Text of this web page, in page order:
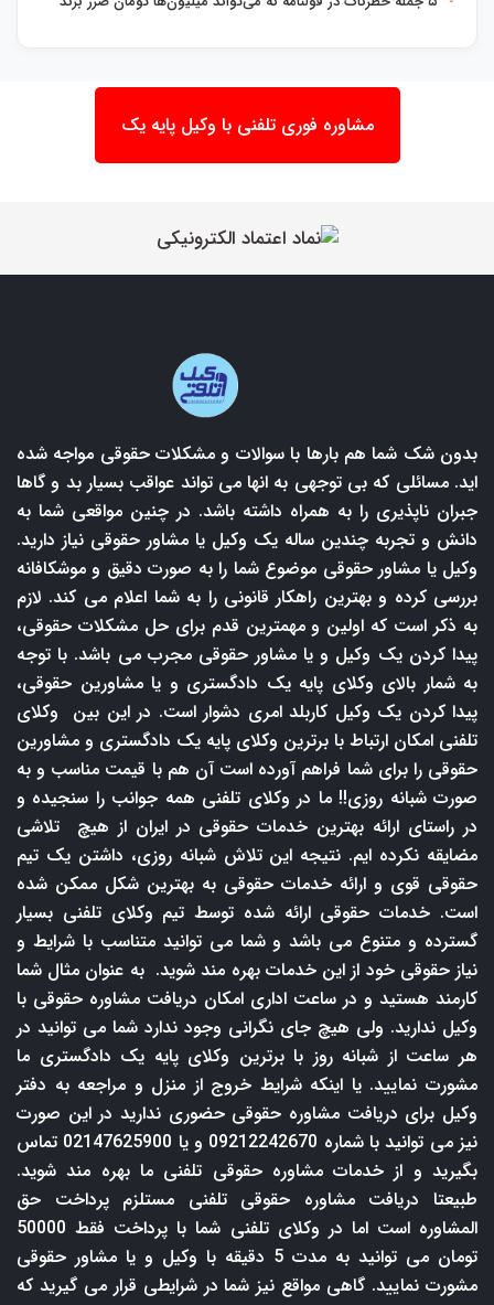
مشاوره فوری تلفنی با وکیل پایه یک
بدون شک شما هم بارها با سوالات و مشکلات حقوقی مواجه شده
اید. مسائلی که بی توجهی به انها می تواند عواقب بسیار بد و گاها
جبران ناپذیری را به همراه داشته باشد. در چنین مواقعی شما به
دانش و تجربه چندین ساله یک وکیل یا مشاور حقوقی نیاز دارید.
وکیل یا مشاور حقوقی موضوع شما را به صورت دقیق و موشکافانه
بررسی کرده و بهترین راهکار قانونی را به شما اعلام می کند. لازم
به ذکر است که اولین و مهمترین قدم برای حل مشکلات حقوقی،
پیدا کردن یک وکیل و یا مشاور حقوقی مجرب می باشد. با توجه
به شمار بالای وکلای پایه یک دادگستری و یا مشاورین حقوقی،
پیدا کردن یک وکیل کاربلد امری دشوار است. در این بین وکلای
تلفنی امکان ارتباط با برترین وکلای پایه یک دادگستری و مشاورین
حقوقی را برای شما فراهم آورده است آن هم با قیمت مناسب و به
صورت شبانه روزی!! ما در وکلای تلفنی همه جوانب را سنجیده و
در راستای ارائه بهترین خدمات حقوقی در ایران از هیچ تلاشی
مضایقه نکرده ایم. نتیجه این تلاش شبانه روزی، داشتن یک تیم
حقوقی قوی و ارائه خدمات حقوقی به بهترین شکل ممکن شده
است. خدمات حقوقی ارائه شده توسط تیم وکلای تلفنی بسیار
گسترده و متنوع می باشد و شما می توانید متناسب با شرایط و
نیاز حقوقی خود از این خدمات بهره مند شوید. به عنوان مثال شما
کارمند هستید و در ساعت اداری امکان دریافت مشاوره حقوقی با
وکیل ندارید. ولی هیچ جای نگرانی وجود ندارد شما می توانید در
هر ساعت از شبانه روز با برترین وکلای پایه یک دادگستری ما
مشورت نمایید. یا اینکه شرایط خروج از منزل و مراجعه به دفتر
وکیل برای دریافت مشاوره حقوقی حضوری ندارید در این صورت
نیز می توانید با شماره 09212242670 و یا 02147625900 تماس
بگیرید و از خدمات مشاوره حقوقی تلفنی ما بهره مند شوید.
طبیعتا دریافت مشاوره حقوقی تلفنی مستلزم پرداخت حق
المشاوره است اما در وکلای تلفنی شما با پرداخت فقط 50000
تومان می توانید به مدت 5 دقیقه با وکیل و یا مشاور حقوقی
مشورت نمایید. گاهی مواقع نیز شما در شرایطی قرار می گیرید که